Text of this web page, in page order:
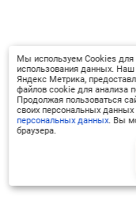
Мы используем Cookies для
использования данных. Наш
Яндекс Метрика,
файлов cookie для анализа
Продолжая пользоваться
своих персональных данных
персональных данных. Вы
браузера.